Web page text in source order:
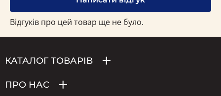
Відгуків про цей товар ще не було.
КАТАЛОГ ТОВАРІВ
ПРО НАС